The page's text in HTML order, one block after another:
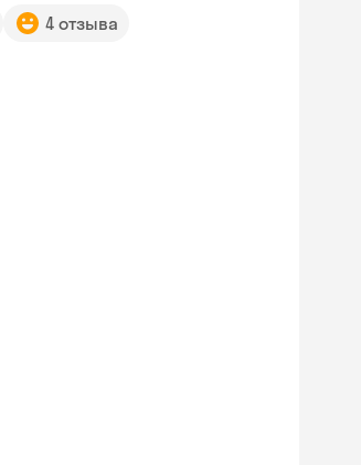
4 отзыва